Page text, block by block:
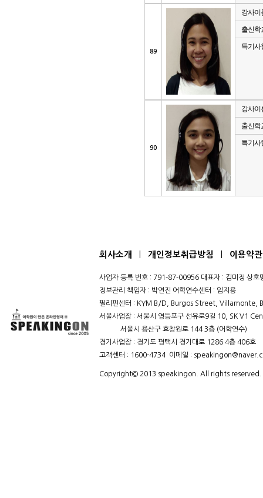
89
강사이
출신학
특기사
90
강사이
출신학
특기사
회사소개 개인정보취급방침 이용약관
사업자 등록 번호 : 791-87-00956 대표자 : 김미정 상호
정보관리 책임자 : 박연진 어학연수센터 : 임지용
필리핀센터 : KYM B/D, Burgos Street, Villamonte,
서울사업장 : 서울시 영등포구 선유로9길 10, SK V1
서울시 용산구 효창원로 144 3층 (어학연수)
경기사업장 : 경기도 평택시 경기대로 1286 4층 406호
고객센터 : 1600-4734 이메일 :
Copyright© 2013 speakingon. All rights reserved.